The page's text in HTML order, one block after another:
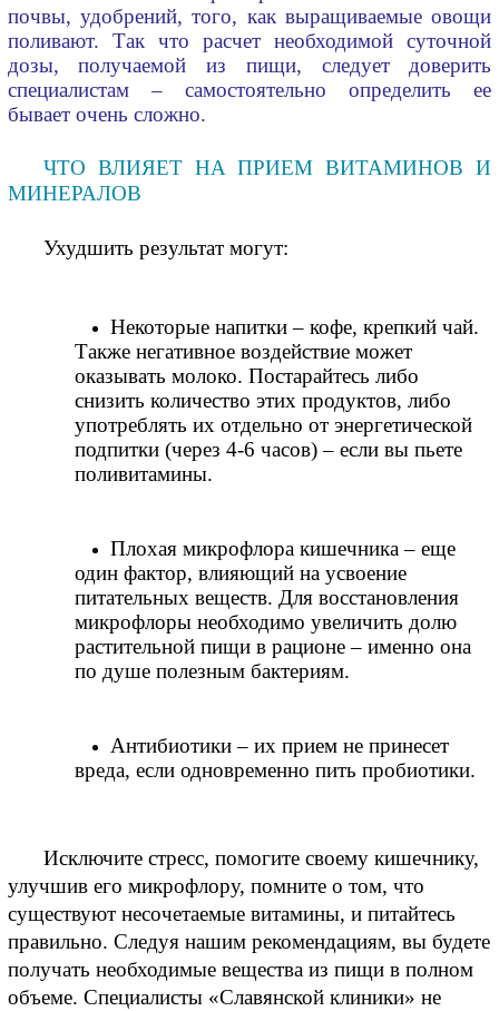
почвы, удобрений, того, как выращиваемые овощи
поливают. Так что расчет необходимой суточной
дозы, получаемой из пищи, следует доверить
специалистам – самостоятельно определить ее
бывает очень сложно.
ЧТО ВЛИЯЕТ НА ПРИЕМ ВИТАМИНОВ И
МИНЕРАЛОВ
Ухудшить результат могут:
Некоторые напитки – кофе, крепкий чай.
Также негативное воздействие может
оказывать молоко. Постарайтесь либо
снизить количество этих продуктов, либо
употреблять их отдельно от энергетической
подпитки (через 4-6 часов) – если вы пьете
поливитамины.
Плохая микрофлора кишечника – еще
один фактор, влияющий на усвоение
питательных веществ. Для восстановления
микрофлоры необходимо увеличить долю
растительной пищи в рационе – именно она
по душе полезным бактериям.
Антибиотики – их прием не принесет
вреда, если одновременно пить пробиотики.
Исключите стресс, помогите своему кишечнику,
улучшив его микрофлору, помните о том, что
существуют несочетаемые витамины, и питайтесь
правильно. Следуя нашим рекомендациям, вы будете
получать необходимые вещества из пищи в полном
объеме. Специалисты «Славянской клиники» не